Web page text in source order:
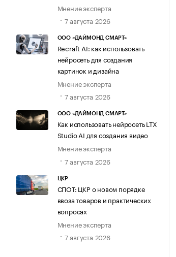
Мнение эксперта
7 августа 2026
ООО «ДАЙМОНД СМАРТ»
Recraft AI: как использовать
нейросеть для создания
картинок и дизайна
Мнение эксперта
7 августа 2026
ООО «ДАЙМОНД СМАРТ»
Как использовать нейросеть LTX
Studio AI для создания видео
Мнение эксперта
7 августа 2026
ЦКР
СПОТ: ЦКР о новом порядке
ввоза товаров и практических
вопросах
Мнение эксперта
7 августа 2026